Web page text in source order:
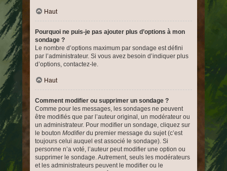
Haut
Pourquoi ne puis-je pas ajouter plus d’options à mon
sondage ?
Le nombre d’options maximum par sondage est défini
par l’administrateur. Si vous avez besoin d’indiquer plus
d’options, contactez-le.
Haut
Comment modifier ou supprimer un sondage ?
Comme pour les messages, les sondages ne peuvent
être modifiés que par l’auteur original, un modérateur ou
un administrateur. Pour modifier un sondage, cliquez sur
le bouton Modifierdu premier message du sujet (c’est
toujours celui auquel est associé le sondage). Si
personne n’a voté, l’auteur peut modifier une option ou
supprimer le sondage. Autrement, seuls les modérateurs
et les administrateurs peuvent le modifier ou le